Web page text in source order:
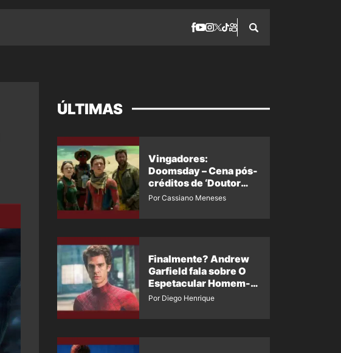
ÚLTIMAS
Vingadores:
Doomsday – Cena pós-
créditos de ‘Doutor
Destino’ é revelada
Por Cassiano Meneses
Finalmente? Andrew
Garfield fala sobre O
Espetacular Homem-
Aranha 3
Por Diego Henrique